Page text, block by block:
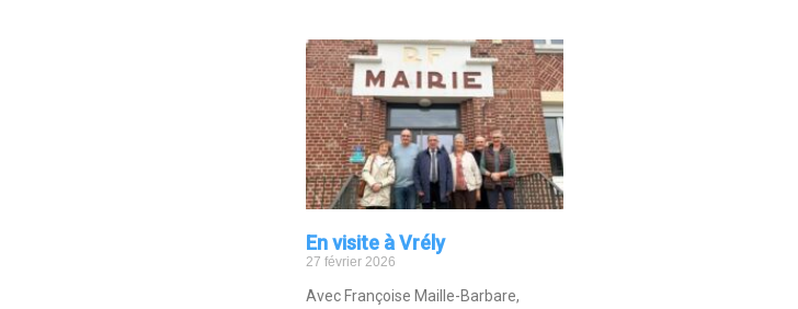
En visite à Vrély
27 février 2026
Avec Françoise Maille-Barbare,